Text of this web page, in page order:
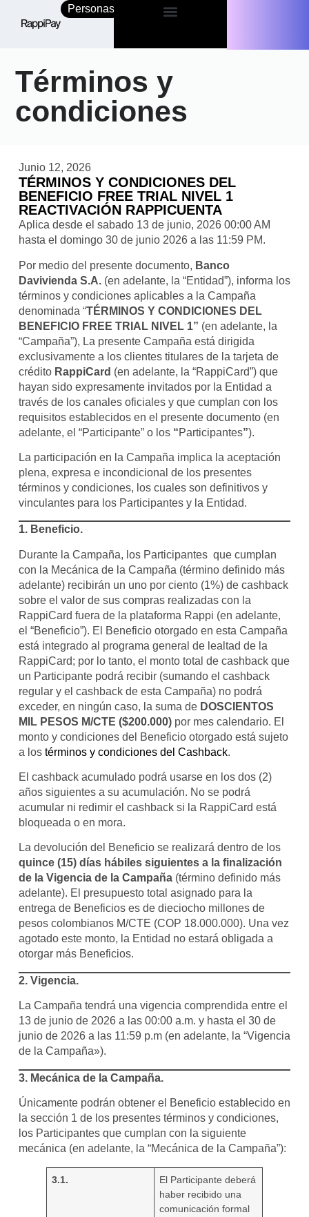
Personas Empresas
Términos y
condiciones
Junio 12, 2026
TÉRMINOS Y CONDICIONES DEL
BENEFICIO FREE TRIAL NIVEL 1
REACTIVACIÓN RAPPICUENTA
Aplica desde el sabado 13 de junio, 2026 00:00 AM
hasta el domingo 30 de junio 2026 a las 11:59 PM.
Por medio del presente documento, Banco
Davivienda S.A.(en adelante, la “Entidad”), informa los
términos y condiciones aplicables a la Campaña
denominada “TÉRMINOS Y CONDICIONES DEL
BENEFICIO FREE TRIAL NIVEL 1” (en adelante, la
“Campaña”), La presente Campaña está dirigida
exclusivamente a los clientes titulares de la tarjeta de
crédito RappiCard (en adelante, la “RappiCard”) que
hayan sido expresamente invitados por la Entidad a
través de los canales oficiales y que cumplan con los
requisitos establecidos en el presente documento (en
adelante, el “Participante” o los “Participantes”).
La participación en la Campaña implica la aceptación
plena, expresa e incondicional de los presentes
términos y condiciones, los cuales son definitivos y
vinculantes para los Participantes y la Entidad.
1. Beneficio.
Durante la Campaña, los Participantes que cumplan
con la Mecánica de la Campaña (término definido más
adelante) recibirán un uno por ciento (1%) de cashback
sobre el valor de sus compras realizadas con la
RappiCard fuera de la plataforma Rappi (en adelante,
el “Beneficio”). El Beneficio otorgado en esta Campaña
está integrado al programa general de lealtad de la
RappiCard; por lo tanto, el monto total de cashback que
un Participante podrá recibir (sumando el cashback
regular y el cashback de esta Campaña) no podrá
exceder, en ningún caso, la suma de DOSCIENTOS
MIL PESOS M/CTE ($200.000)por mes calendario. El
monto y condiciones del Beneficio otorgado está sujeto
a los términos y condiciones del Cashback.
El cashback acumulado podrá usarse en los dos (2)
años siguientes a su acumulación. No se podrá
acumular ni redimir el cashback si la RappiCard está
bloqueada o en mora.
La devolución del Beneficio se realizará dentro de los
quince (15) días hábiles siguientes a la finalización
de la Vigencia de la Campaña (término definido más
adelante). El presupuesto total asignado para la
entrega de Beneficios es de dieciocho millones de
pesos colombianos M/CTE (COP 18.000.000). Una vez
agotado este monto, la Entidad no estará obligada a
otorgar más Beneficios.
2. Vigencia.
La Campaña tendrá una vigencia comprendida entre el
13 de junio de 2026 a las 00:00 a.m. y hasta el 30 de
junio de 2026 a las 11:59 p.m (en adelante, la “Vigencia
de la Campaña»).
3. Mecánica de la Campaña.
Únicamente podrán obtener el Beneficio establecido en
la sección 1 de los presentes términos y condiciones,
los Participantes que cumplan con la siguiente
mecánica (en adelante, la “Mecánica de la Campaña”):
3.1.
El Participante deberá
haber recibido una
comunicación formal